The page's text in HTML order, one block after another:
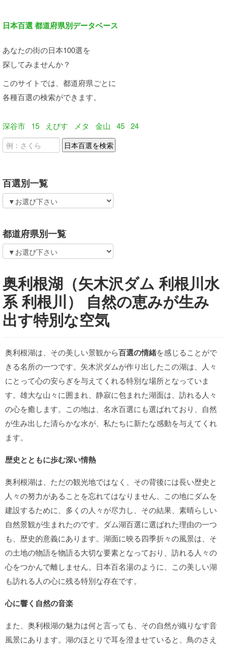
日本百選 都道府県別データベース
あなたの街の日本100選を
探してみませんか？
このサイトでは、都道府県ごとに
各種百選の検索ができます。
深谷市 15 えびす メタ 金山 45 24
百選別一覧
都道府県別一覧
奥利根湖（矢木沢ダム 利根川水
系 利根川） 自然の恵みが生み
出す特別な空気
奥利根湖は、その美しい景観から百選の情緒を感じることがで
きる名所の一つです。矢木沢ダムが作り出したこの湖は、人々
にとって心の安らぎを与えてくれる特別な場所となっていま
す。雄大な山々に囲まれ、静寂に包まれた湖面は、訪れる人々
の心を癒します。この地は、名水百選にも選ばれており、自然
が生み出した清らかな水が、私たちに新たな感動を与えてくれ
ます。
歴史とともに歩む深い情熱
奥利根湖は、ただの観光地ではなく、その背後には長い歴史と
人々の努力があることを忘れてはなりません。この地にダムを
建設するために、多くの人々が尽力し、その結果、素晴らしい
自然景観が生まれたのです。ダム湖百選に選ばれた理由の一つ
も、歴史的意義にあります。湖面に映る四季折々の風景は、そ
の土地の物語を物語る大切な要素となっており、訪れる人々の
心をつかんで離しません。日本百名湯のように、この美しい湖
も訪れる人の心に残る特別な存在です。
心に響く自然の音楽
また、奥利根湖の魅力は何と言っても、その自然が織りなす音
風景にあります。湖のほとりで耳を澄ませていると、鳥のさえ